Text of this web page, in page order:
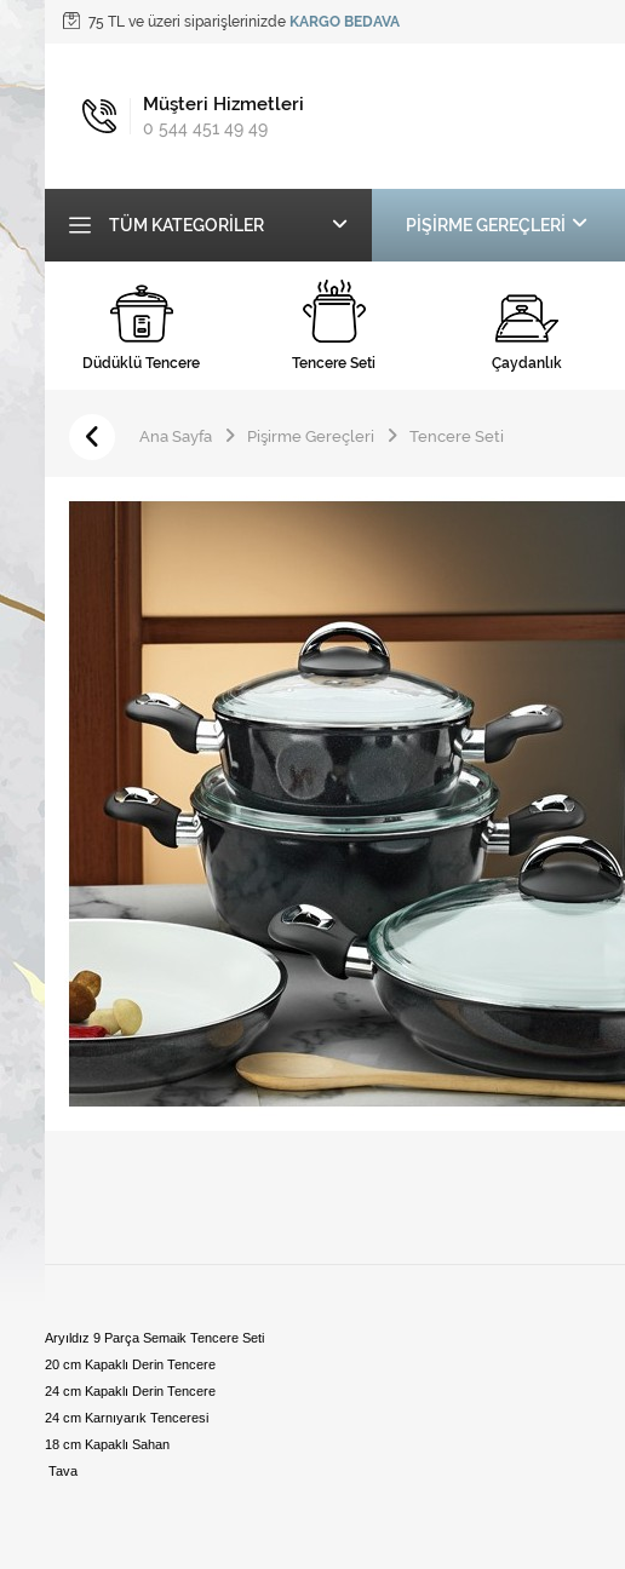
75 TL ve üzeri siparişlerinizde KARGO BEDAVA
Müşteri Hizmetleri
0 544 451 49 49
TÜM KATEGORILER PİŞİRME GEREÇLERİ
Düdüklü Tencere Tencere Seti Çaydanlık
Ana Sayfa Pişirme Gereçleri Tencere Seti
Aryıldız 9 Parça Semaik Tencere Seti
20 cm Kapaklı Derin Tencere
24 cm Kapaklı Derin Tencere
24 cm Karnıyarık Tenceresi
18 cm Kapaklı Sahan
Tava